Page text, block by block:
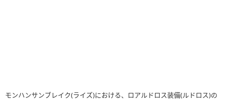
モンハンサンブレイク(ライズ)における、ロアルドロス装備(ルドロス)の